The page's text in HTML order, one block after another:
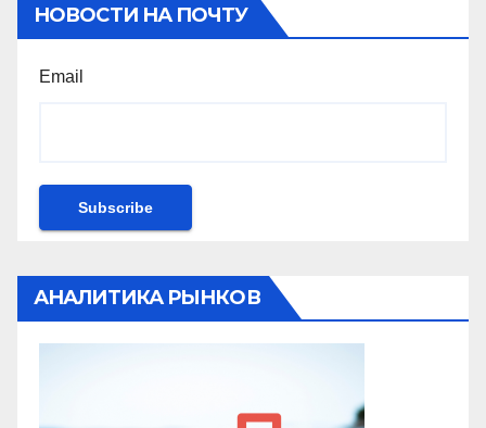
НОВОСТИ НА ПОЧТУ
Email
АНАЛИТИКА РЫНКОВ